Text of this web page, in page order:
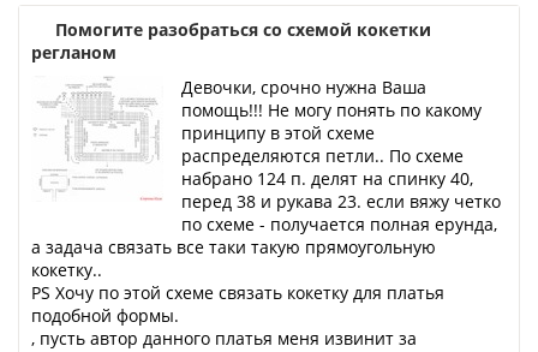
Помогите разобраться со схемой кокетки
регланом
Девочки, срочно нужна Ваша
помощь!!! Не могу понять по какому
принципу в этой схеме
распределяются петли.. По схеме
набрано 124 п. делят на спинку 40,
перед 38 и рукава 23. если вяжу четко
по схеме - получается полная ерунда,
а задача связать все таки такую прямоугольную
кокетку..
PS Хочу по этой схеме связать кокетку для платья
подобной формы.
, пусть автор данного платья меня извинит за